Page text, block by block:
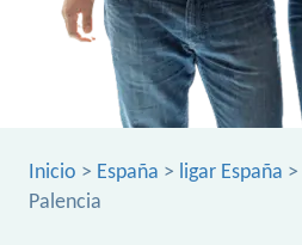
Inicio > España > ligar España >
Palencia